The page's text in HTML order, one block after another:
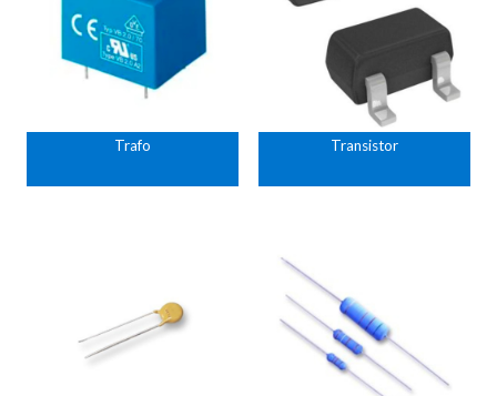
Trafo Transistor